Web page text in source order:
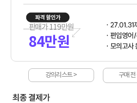
판매가119만원
84만원
강의리스트 > 구매